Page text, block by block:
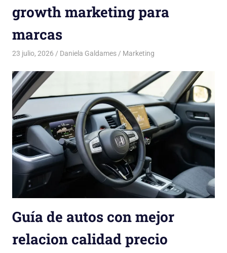
growth marketing para
marcas
23 julio, 2026 Daniela Galdames Marketing
Guía de autos con mejor
relacion calidad precio